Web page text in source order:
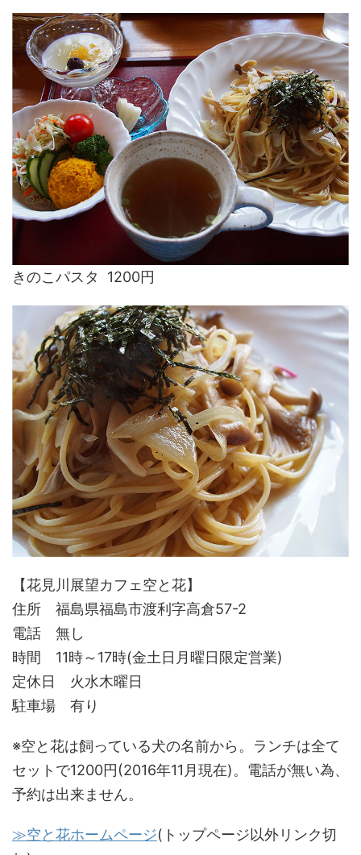
きのこパスタ 1200円
【花見川展望カフェ空と花】
住所 福島県福島市渡利字高倉57-2
電話 無し
時間 11時～17時(金土日月曜日限定営業)
定休日 火水木曜日
駐車場 有り
※空と花は飼っている犬の名前から。ランチは全て
セットで1200円(2016年11月現在)。電話が無い為、
予約は出来ません。
≫空と花ホームページ(トップページ以外リンク切